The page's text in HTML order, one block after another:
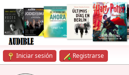
Iniciar sesión Registrarse